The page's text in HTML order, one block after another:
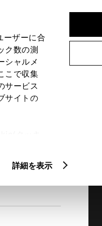
ザーに合
ク数の測
シャルメ
こで収集
サービス
サイトの
詳細を表示